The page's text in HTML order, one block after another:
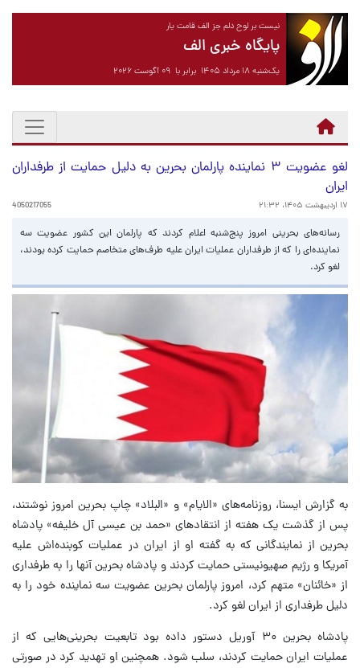
نیست بر لوح دلم جز الف قامت یار
پایگاه خبری الف
یک‌شنبه ۱۸ مرداد ۱۴۰۵ برابر با ۰۹ آگوست ۲۰۲۶
لغو عضویت ۳ نماینده پارلمان بحرین به دلیل حمایت از طرفداران
ایران
۱۷ اردیبهشت ۱۴۰۵، ۲۱:۳۲ 4050217055
رسانه‌های بحرینی امروز پنج‌شنبه اعلام کردند که پارلمان این کشور عضویت سه
نماینده‌ای را که از طرفداران عملیات ایران علیه طرف‌های متخاصم حمایت کرده بودند،
لغو کرد.
به گزارش ایسنا، روزنامه‌های «الایام» و «البلاد» چاپ بحرین امروز نوشتند،
پس از گذشت یک هفته از انتقادهای «حمد بن عیسی آل خلیفه» پادشاه
بحرین از نمایندگانی که به گفته او از ایران در عملیات کوبنده‌اش علیه
آمریکا و رژیم صهیونیستی حمایت کردند و پادشاه بحرین آنها را به طرفداری
از «خائنان» متهم کرد، امروز پارلمان بحرین عضویت سه نماینده خود را به
دلیل طرفداری از ایران لغو کرد.
پادشاه بحرین ۳۰ آوریل دستور داده بود تابعیت بحرینی‌هایی که از
عملیات ایران حمایت کردند، سلب شود. همچنین او تهدید کرد در صورتی